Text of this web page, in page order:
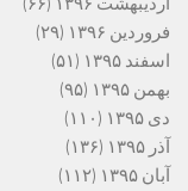
فروردین ۱۳۹۶
(۲۹)
اسفند ۱۳۹۵
(۵۱)
بهمن ۱۳۹۵
(۹۵)
دی ۱۳۹۵
(۱۱۰)
آذر ۱۳۹۵
(۱۳۶)
آبان ۱۳۹۵
(۱۱۲)